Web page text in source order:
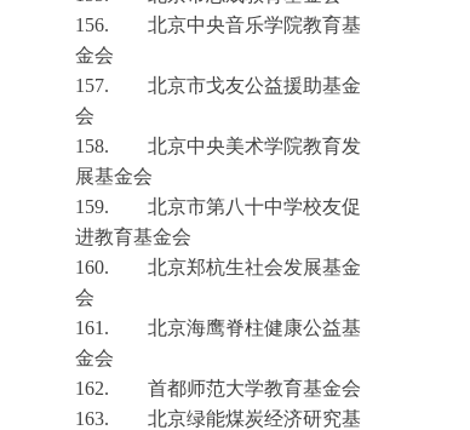
156.
北京中央音乐学院教育基
金会
157.
北京市戈友公益援助基金
会
158.
北京中央美术学院教育发
展基金会
159.
北京市第八十中学校友促
进教育基金会
160.
北京郑杭生社会发展基金
会
161.
北京海鹰脊柱健康公益基
金会
162.
首都师范大学教育基金会
163.
北京绿能煤炭经济研究基